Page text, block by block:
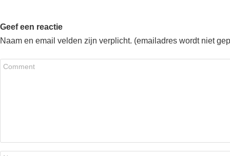
Geef een reactie
Naam en email velden zijn verplicht. (emailadres wordt niet